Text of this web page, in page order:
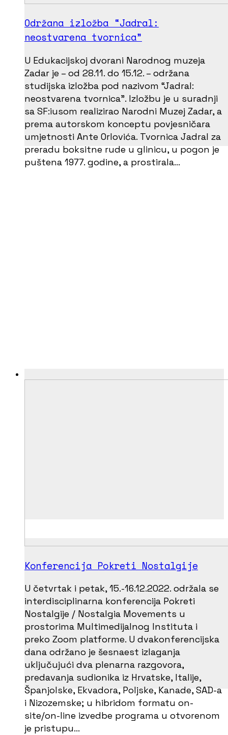
Održana izložba “Jadral:
neostvarena tvornica”
U Edukacijskoj dvorani Narodnog muzeja
Zadar je – od 28.11. do 15.12. – održana
studijska izložba pod nazivom “Jadral:
neostvarena tvornica”. Izložbu je u suradnji
sa SF:iusom realizirao Narodni Muzej Zadar, a
prema autorskom konceptu povjesničara
umjetnosti Ante Orlovića. Tvornica Jadral za
preradu boksitne rude u glinicu, u pogon je
puštena 1977. godine, a prostirala…
Konferencija Pokreti Nostalgije
U četvrtak i petak, 15.-16.12.2022. održala se
interdisciplinarna konferencija Pokreti
Nostalgije / Nostalgia Movements u
prostorima Multimedijalnog Instituta i
preko Zoom platforme. U dvakonferencijska
dana održano je šesnaest izlaganja
uključujući dva plenarna razgovora,
predavanja sudionika iz Hrvatske, Italije,
Španjolske, Ekvadora, Poljske, Kanade, SAD-a
i Nizozemske; u hibridom formatu on-
site/on-line izvedbe programa u otvorenom
je pristupu…